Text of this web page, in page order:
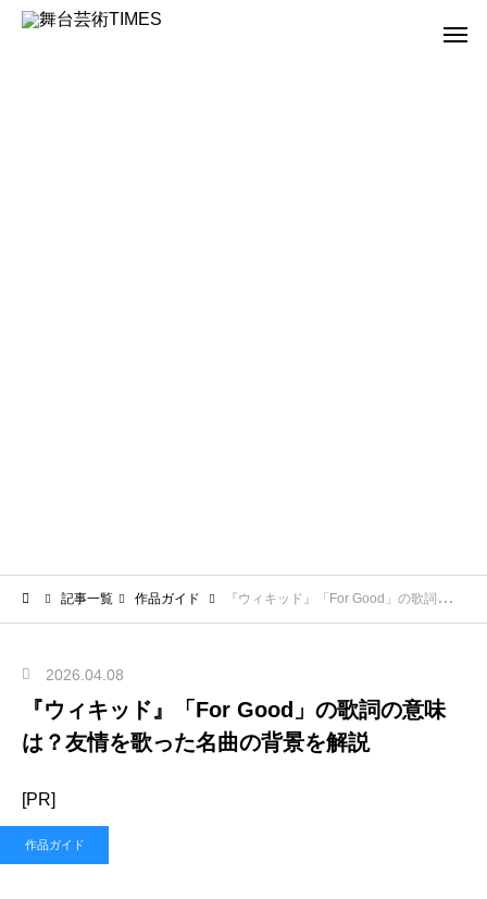
記事一覧 作品ガイド 『ウィキッド』「For Good」の歌詞の意味は？友情を歌った名曲の背景を解説
2026.04.08
『ウィキッド』「For Good」の歌詞の意味
は？友情を歌った名曲の背景を解説
[PR]
作品ガイド